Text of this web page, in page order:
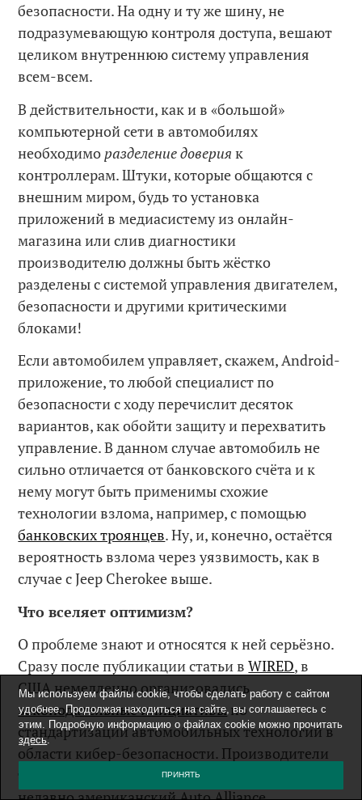
безопасности. На одну и ту же шину, не
подразумевающую контроля доступа, вешают
целиком внутреннюю систему управления
всем-всем.
В действительности, как и в «большой»
компьютерной сети в автомобилях
необходимо разделение доверия к
контроллерам. Штуки, которые общаются с
внешним миром, будь то установка
приложений в медиасистему из онлайн-
магазина или слив диагностики
производителю должны быть жёстко
разделены с системой управления двигателем,
безопасности и другими критическими
блоками!
Если автомобилем управляет, скажем, Android-
приложение, то любой специалист по
безопасности с ходу перечислит десяток
вариантов, как обойти защиту и перехватить
управление. В данном случае автомобиль не
сильно отличается от банковского счёта и к
нему могут быть применимы схожие
технологии взлома, например, с помощью
банковских троянцев. Ну, и, конечно, остаётся
вероятность взлома через уязвимость, как в
случае с Jeep Cherokee выше.
Что вселяет оптимизм?
О проблеме знают и относятся к ней серьёзно.
Сразу после публикации статьи вWIRED, в
США немедленно организовались
законодательные инициативыпо
стандартизации автомобильных технологий в
области кибер-безопасности. Производители
тоже по мере сил стремятся решить проблему:
Мы используем файлы cookie, чтобы сделать работу с сайтом
удобнее. Продолжая находиться на сайте, вы соглашаетесь с
этим. Подробную информацию о файлах cookie можно прочитать
здесь.
ПРИНЯТЬ